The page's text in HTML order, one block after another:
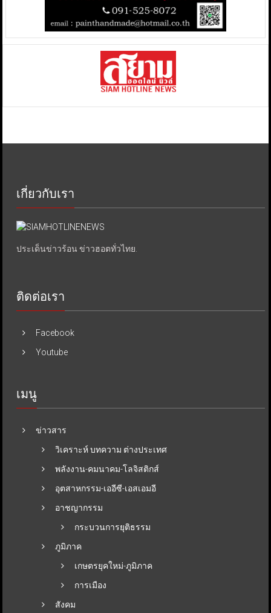
เกี่ยวกับเรา
ประเด็นข่าวร้อน ข่าวฮอตทั่วไทย.
ติดต่อเรา
Facebook
Youtube
เมนู
ข่าวสาร
วิเคราะห์ บทความ ต่างประเทศ
พลังงาน-คมนาคม-โลจิสติกส์
อุตสาหกรรม-เออีซี-เอสเอมอี
อาชญากรรม
กระบวนการยุติธรรม
ภูมิภาค
เกษตรยุคใหม่-ภูมิภาค
การเมือง
สังคม